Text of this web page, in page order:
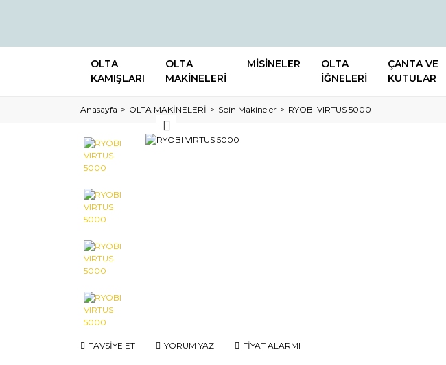
OLTA
KAMIŞLARI
OLTA
MAKİNELERİ
MİSİNELER
OLTA
İĞNELERİ
ÇANTA VE
KUTULAR
Anasayfa OLTA MAKİNELERİ Spin Makineler RYOBI VIRTUS 5000
TAVSİYE ET YORUM YAZ FİYAT ALARMI